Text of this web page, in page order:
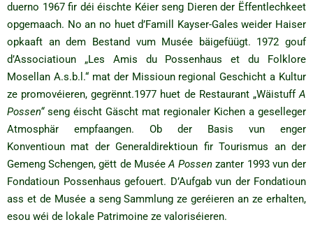
duerno 1967 fir déi éischte Kéier seng Dieren der Ëffentlechkeet
opgemaach. No an no huet d’Famill Kayser-Gales weider Haiser
opkaaft an dem Bestand vum Musée bäigefüügt. 1972 gouf
d’Associatioun „Les Amis du Possenhaus et du Folklore
Mosellan A.s.b.l.“ mat der Missioun regional Geschicht a Kultur
ze promovéieren, gegrënnt.1977 huet de Restaurant „WäistuffA
Possen“seng éischt Gäscht mat regionaler Kichen a geselleger
Atmosphär empfaangen. Ob der Basis vun enger
Konventioun mat der Generaldirektioun fir Tourismus an der
Gemeng Schengen, gëtt de MuséeA Possen zanter 1993 vun der
Fondatioun Possenhaus gefouert. D’Aufgab vun der Fondatioun
ass et de Musée a seng Sammlung ze geréieren an ze erhalten,
esou wéi de lokale Patrimoine ze valoriséieren.